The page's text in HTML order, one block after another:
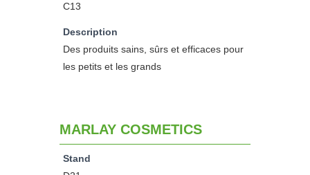
C13
Description
Des produits sains, sûrs et efficaces pour
les petits et les grands
MARLAY COSMETICS
Stand